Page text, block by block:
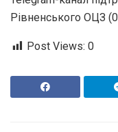
Рівненського ОЦЗ
Post Views: 0